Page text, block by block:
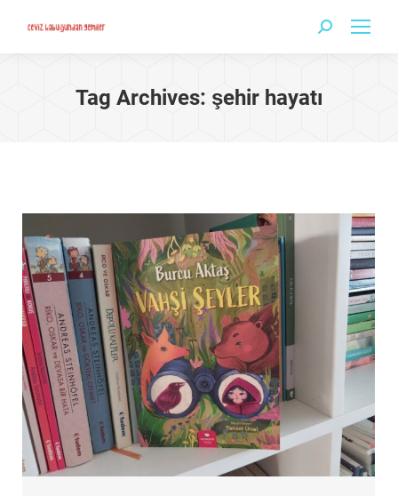
Search:
Tag Archives: şehir hayatı